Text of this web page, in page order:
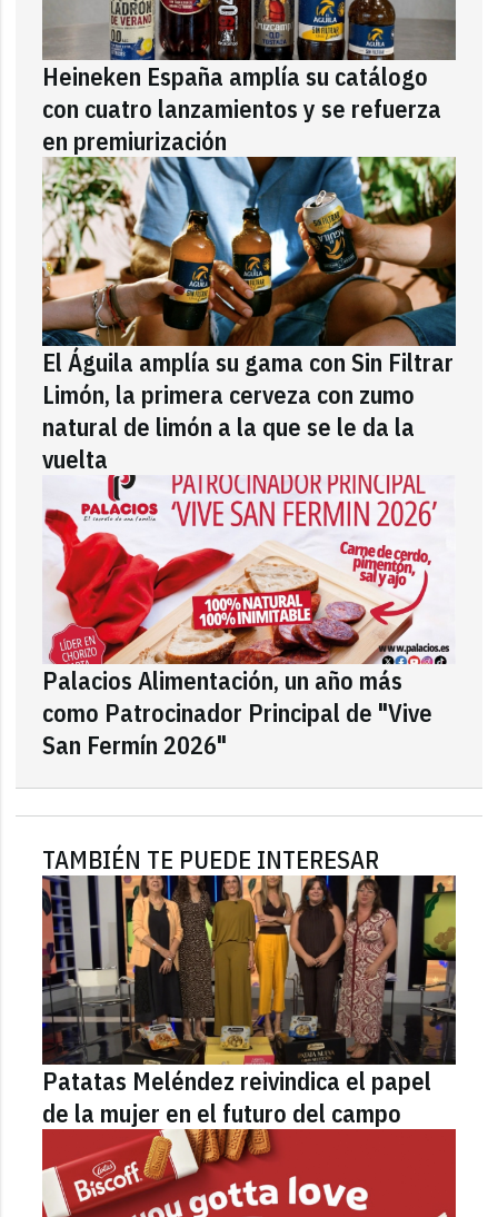
Heineken España amplía su catálogo
con cuatro lanzamientos y se refuerza
en premiurización
El Águila amplía su gama con Sin Filtrar
Limón, la primera cerveza con zumo
natural de limón a la que se le da la
vuelta
Palacios Alimentación, un año más
como Patrocinador Principal de "Vive
San Fermín 2026"
TAMBIÉN TE PUEDE INTERESAR
Patatas Meléndez reivindica el papel
de la mujer en el futuro del campo